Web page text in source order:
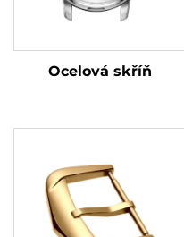
Ocelová skříň